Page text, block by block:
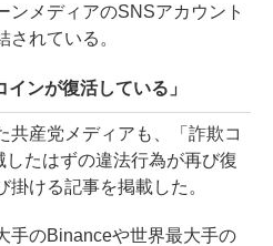
ンメディアのSNSアカウント
されている。
インが復活している」
共産党メディアも、「詐欺コ
たはずの違法行為が再び復
ける記事を掲載した。
手のBinanceや世界最大手の